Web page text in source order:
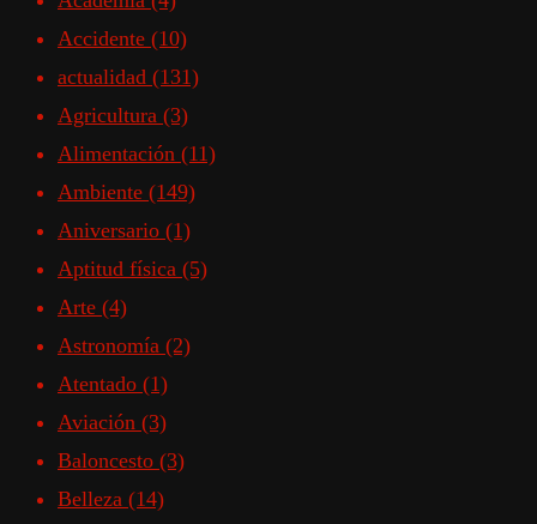
Accidente (10)
actualidad (131)
Agricultura (3)
Alimentación (11)
Ambiente (149)
Aniversario (1)
Aptitud física (5)
Arte (4)
Astronomía (2)
Atentado (1)
Aviación (3)
Baloncesto (3)
Belleza (14)